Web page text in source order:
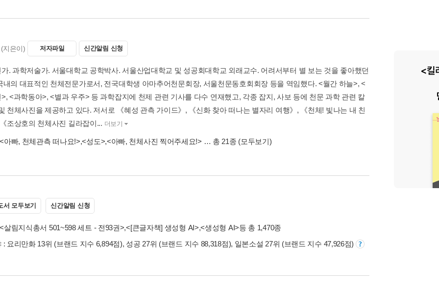
(지은이) 저자파일 신간알림 신청
. 과학저술가. 서울대학교 공학박사. 서울산업대학교 및 성공회대학교 외래교수. 어려서부터 별 보는 것을 좋아했던
내의 대표적인 천체전문가로서, 전국대학생 아마추어천문회장, 서울천문동호회회장 등을 역임했다. <월간 하늘>, <
<과학동아>, <별과 우주> 등 과학잡지에 천제 관련 기사를 다수 연재했고, 각종 잡지, 사보 등에 천문 과학 관련 칼
천체사진을 제공하고 있다. 저서로 《혜성 관측 가이드》, 《신화 찾아 떠나는 별자리 여행》, 《천체! 빛나는 내 친
조상호의 천체사진 길라잡이... 더보기
<아빠, 천체관측 떠나요!>,<성도>,<아빠, 천체사진 찍어주세요!> … 총 21종 (모두보기)
서 모두보기 신간알림 신청
<살림지식총서 501~598 세트 - 전93권>,<[큰글자책] 생성형 AI>,<생성형 AI>등 총 1,470종
: 요리만화 13위 (브랜드 지수 6,894점), 성공 27위 (브랜드 지수 88,318점), 일본소설 27위 (브랜드 지수 47,926점)